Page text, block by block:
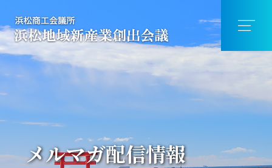
メルマガ配信情報